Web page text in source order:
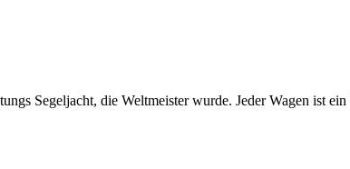
Segeljacht, die Weltmeister wurde. Jeder Wagen ist